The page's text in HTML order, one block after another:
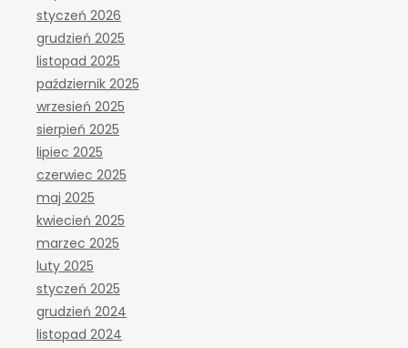
styczeń 2026
grudzień 2025
listopad 2025
październik 2025
wrzesień 2025
sierpień 2025
lipiec 2025
czerwiec 2025
maj 2025
kwiecień 2025
marzec 2025
luty 2025
styczeń 2025
grudzień 2024
listopad 2024